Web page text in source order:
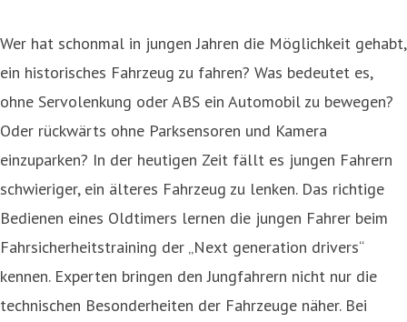
Wer hat schonmal in jungen Jahren die Möglichkeit gehabt,
ein historisches Fahrzeug zu fahren? Was bedeutet es,
ohne Servolenkung oder ABS ein Automobil zu bewegen?
Oder rückwärts ohne Parksensoren und Kamera
einzuparken? In der heutigen Zeit fällt es jungen Fahrern
schwieriger, ein älteres Fahrzeug zu lenken. Das richtige
Bedienen eines Oldtimers lernen die jungen Fahrer beim
Fahrsicherheitstraining der „Next generation drivers“
kennen. Experten bringen den Jungfahrern nicht nur die
technischen Besonderheiten der Fahrzeuge näher. Bei